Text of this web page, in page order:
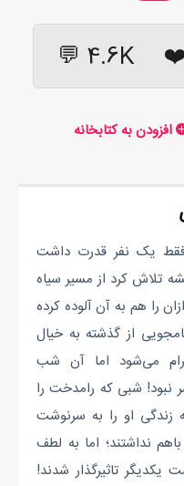
❤️
4.6K 💬
افزودن به کتابخانه
فقط یک نفر قدرت داشت
تلاش کرد از مسیر سیاه
را هم به آن آلوده کرده
از گذشته به خیال
می‌شود اما آن شب
شبی که رامدخت را
زندگی او را به سرنوشت
نداشتند؛ اما به لطف
یکدیگر تاثیرگذار شدند!